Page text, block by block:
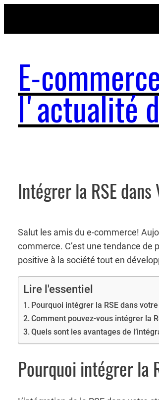
E-
l'actualité
Intégrer la RSE
Salut les amis du e-commerce!
commerce. C’est une tendance
positive à la société tout en
Lire l'essentiel
Pourquoi intégrer la RSE dans
Comment pouvez-vous intégrer la
Quels sont les avantages de
Pourquoi intégrer la